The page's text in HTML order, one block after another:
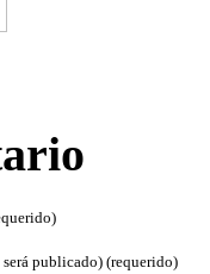
publicado) (requerido)